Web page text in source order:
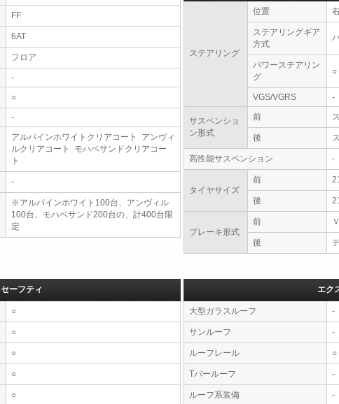
FF
6AT
フロア
-
○
-
アルパインホワイトクリアコート アンヴィ
ルクリアコート モハベサンドクリアコー
ト
-
※アルパインホワイト100台、アンヴィル
100台、モハベサンド200台の、計400台限
定
ステアリング
位置
ステアリングギア
方式
パワーステアリン
グ
○
VGS/VGRS -
サスペンショ
ン形式
前
後
高性能サスペンション -
タイヤサイズ
前
後
ブレーキ形式
前
後
セーフティ
○
○
○
○
○
エク
大型ガラスルーフ -
サンルーフ -
ルーフレール ○
Tバールーフ -
ルーフ系装備 -